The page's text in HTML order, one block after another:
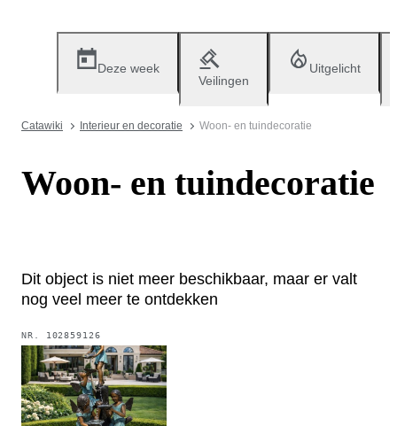
Deze week
Veilingen
Uitgelicht
Catawiki Interieur en decoratie Woon- en tuindecoratie
Woon- en tuindecoratie
Dit object is niet meer beschikbaar, maar er valt
nog veel meer te ontdekken
NR. 102859126